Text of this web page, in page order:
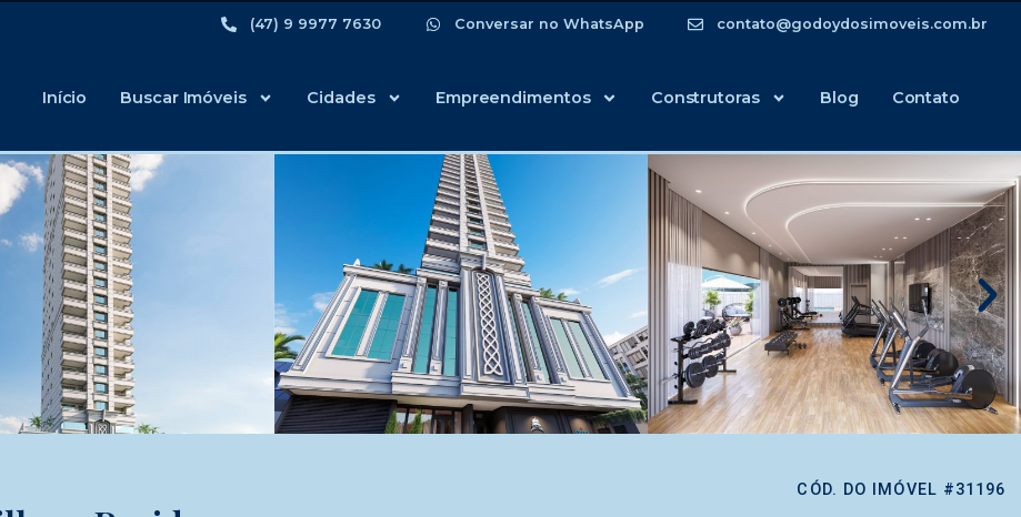
(47) 9 9977 7630 Conversar no WhatsApp contato@godoydosimoveis.com.br
Início Buscar Imóveis Cidades Empreendimentos Construtoras Blog Contato
CÓD. DO IMÓVEL #31196